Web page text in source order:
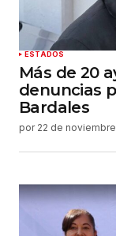
ESTADOS
Más de 20
denuncias
Bardales
por 22 de noviembre